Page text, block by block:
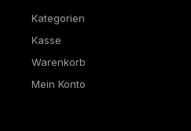
Kategorien
Kasse
Warenkorb
Mein Konto